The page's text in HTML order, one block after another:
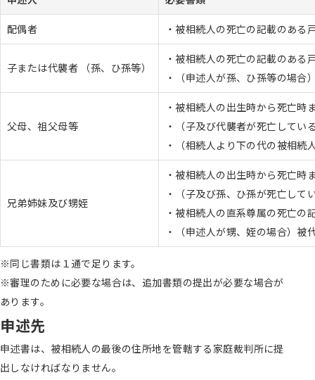
配偶者 ・被相続人の死亡の記載のある
子または代襲者 （孫、ひ孫等）
・被相続人の死亡の記載のある
・（申述人が孫、ひ孫等の場
父母、祖父母等
・被相続人の出生時から死亡時
・（子及び代襲者が死亡して
・（相続人より下の代の被相
兄弟姉妹及び甥姪
・被相続人の出生時から死亡時
・（子及び孫、ひ孫が死亡し
・被相続人の直系尊属の死亡の
・（申述人が甥、姪の場合）被
※同じ書類は１通で足ります。
※審理のために必要な場合は、追加書類の提出が必要な場合が
あります。
申述先
申述書は、被相続人の最後の住所地を管轄する家庭裁判所に提
出しなければなりません。